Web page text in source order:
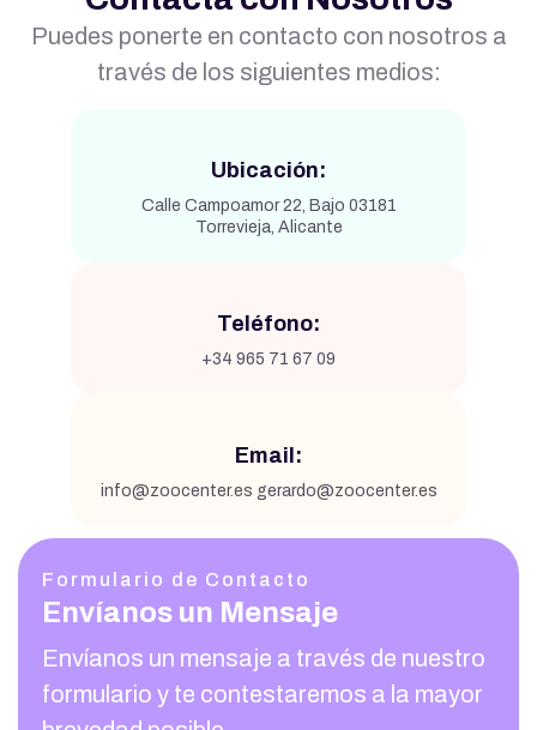
Puedes ponerte en contacto con nosotros a
través de los siguientes medios:
Ubicación:
Calle Campoamor 22, Bajo 03181
Torrevieja, Alicante
Teléfono:
+34 965 71 67 09
Email:
info@zoocenter.es gerardo@zoocenter.es
Formulario de Contacto
Envíanos un Mensaje
Envíanos un mensaje a través de nuestro
formulario y te contestaremos a la mayor